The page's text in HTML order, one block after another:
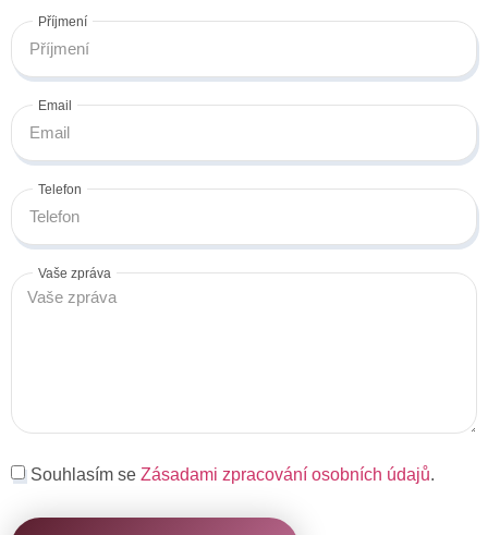
Příjmení
Email
Telefon
Vaše zpráva
Souhlasím se Zásadami zpracování osobních údajů.